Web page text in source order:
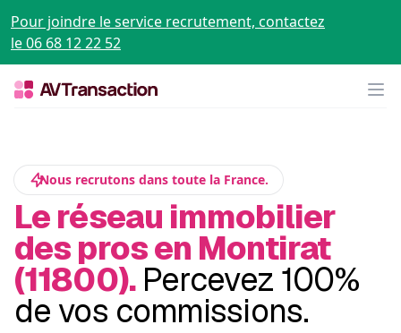
Pour joindre le service recrutement, contactez
le 06 68 12 22 52
Nous recrutons dans toute la France.
Le réseau immobilier
des pros en Montirat
(11800). Percevez 100%
de vos commissions.